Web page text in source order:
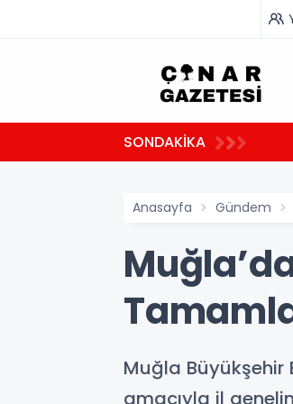
SONDAKİKA
Anasayfa Gündem
Muğla Büyükşehir
amacıyla il